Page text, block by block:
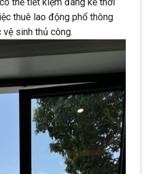
thuê lao động phổ thông
sinh thủ công.